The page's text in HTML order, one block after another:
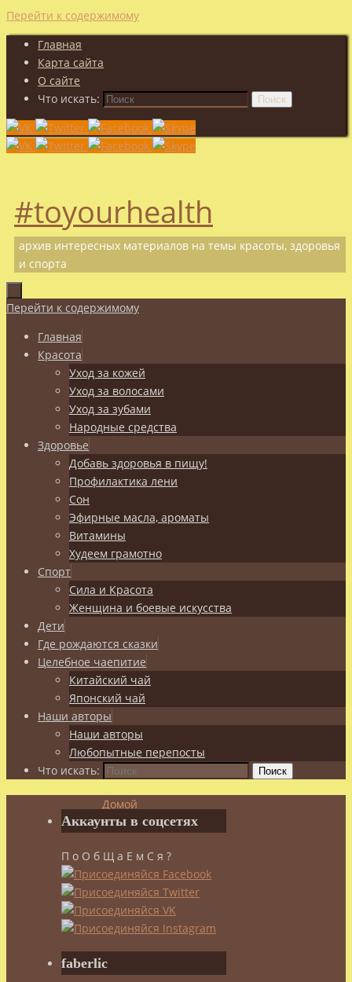
Перейти к содержимому
Главная
Карта сайта
О сайте
Что искать:
Поиск
#toyourhealth
архив интересных материалов на темы красоты, здоровья
и спорта
Перейти к содержимому
Главная
Красота
Уход за кожей
Уход за волосами
Уход за зубами
Народные средства
Здоровье
Добавь здоровья в пищу!
Профилактика лени
Сон
Эфирные масла, ароматы
Витамины
Худеем грамотно
Спорт
Сила и Красота
Женщина и боевые искусства
Дети
Где рождаются сказки
Целебное чаепитие
Китайский чай
Японский чай
Наши авторы
Наши авторы
Любопытные перепосты
Что искать:
Поиск
Домой
Целебное
Японский
чай
Путь
чая
Путь
Аккаунты в соцсетях
П о О б Щ а Е м С я ?
faberlic